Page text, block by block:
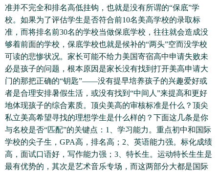
准并不完全和排名高低挂钩，也就是没有所谓的“保底”学
校。如果为了评估学生是否符合前10名美高学校的录取标
准，而将排名前30名的学校当做保底学校，往往就会造成没
够着前面的学校，保底学校也就是候补的“两头”空而没学校
可读的悲惨状况。家长可能不给力美国寄宿高中申请失败未
必是孩子的问题，根本原因是家长没有找到打开美高申请大
门的那把正确的“钥匙”——没有提早培养孩子的兴趣爱好或
者是合理安排暑假生活，或没有找到“中间人”来提高和更好
地体现孩子的综合素质。顶尖美高的审核标准是什么？顶尖
私立美高希望寻找的理想学生是什么样的？下面这几条是你
与名校是否“匹配”的关键点：1、学习能力。重点初中和国际
学校的尖子生，GPA高，排名高；2、英语能力强。标化成绩
高，面试口语好，写作能力强；3、特长生。运动特长生生是
最有优势的，其次是艺术音乐专场，而这两部分大都是国际